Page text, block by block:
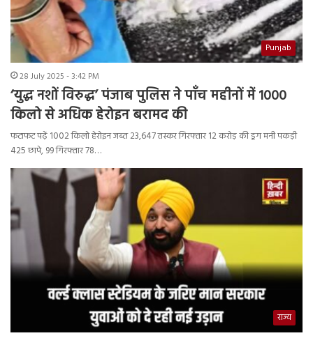
Punjab
28 July 2025 - 3:42 PM
‘युद्ध नशों विरुद्ध’ पंजाब पुलिस ने पाँच महीनों में 1000
किलो से अधिक हेरोइन बरामद की
फटाफट पढ़ें 1002 किलो हेरोइन जब्त 23,647 तस्कर गिरफ्तार 12 करोड़ की ड्रग मनी पकड़ी
425 छापे, 99 गिरफ्तार 78…
राज्य